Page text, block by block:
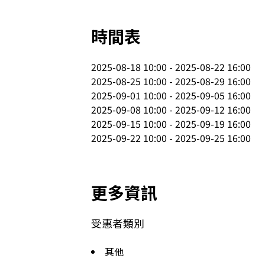
時間表
2025-08-18 10:00 - 2025-08-22 16:00
2025-08-25 10:00 - 2025-08-29 16:00
2025-09-01 10:00 - 2025-09-05 16:00
2025-09-08 10:00 - 2025-09-12 16:00
2025-09-15 10:00 - 2025-09-19 16:00
2025-09-22 10:00 - 2025-09-25 16:00
更多資訊
受惠者類別
其他